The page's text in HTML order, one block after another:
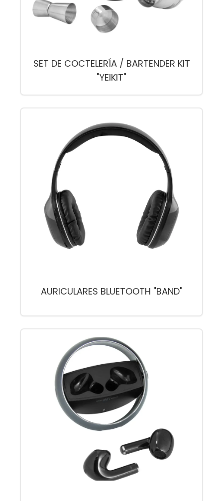
SET DE COCTELERÍA / BARTENDER KIT
"YEIKIT"
AURICULARES BLUETOOTH "BAND"